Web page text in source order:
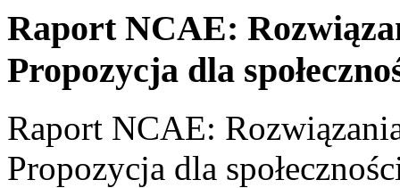
Raport NCAE:
Propozycja dla
Raport NCAE:
Propozycja dla